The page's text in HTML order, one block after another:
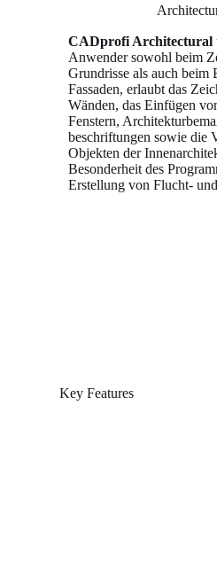
CADprofi Architectural
Anwender sowohl beim
Grundrisse als auch beim
Fassaden, erlaubt das
Wänden, das Einfügen
Fenstern,
beschriftungen sowie die
Objekten der
Besonderheit des
Erstellung von Flucht-
Key Features